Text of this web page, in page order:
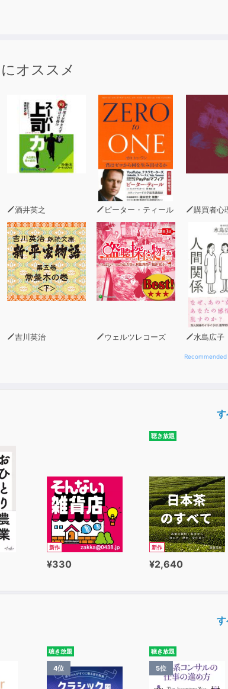
オススメ
酒井英之 ピーター・ティール 購買者心理研究所 株式会
吉川英治 ウェルツレコーズ 水島広子
Recommended
新作
¥330
聴き放題
新作
¥2,640
聴き放題
4位
聴き放題
5位